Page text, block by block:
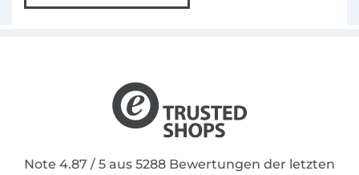
Note 4.87 / 5 aus 5288 Bewertungen der letzten